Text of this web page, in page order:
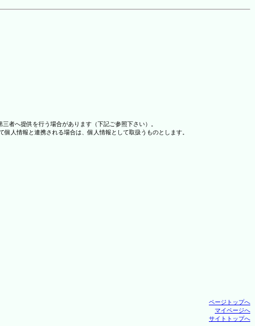
者へ提供を行う場合があります（下記ご参照下さい）。
人情報と連携される場合は、個人情報として取扱うものとします。
ページトップへ
マイページへ
サイトトップへ